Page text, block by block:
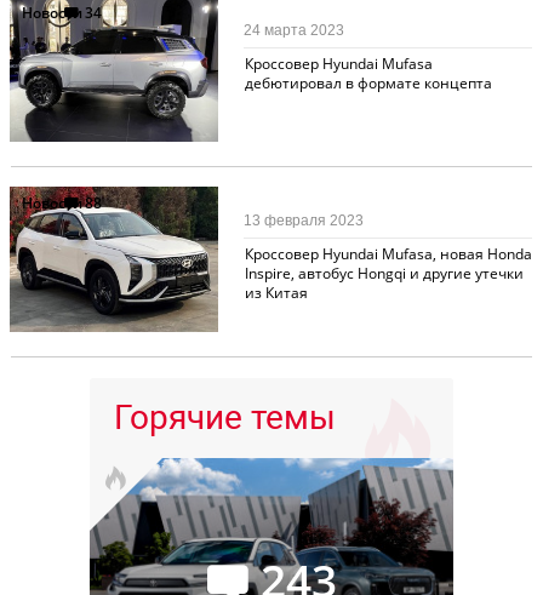
Новости34
Кроссовер Hyundai Mufasa
дебютировал в формате концепта
24 марта 2023
Новости88
Кроссовер Hyundai Mufasa, новая Honda
Inspire, автобус Hongqi и другие утечки
из Китая
13 февраля 2023
Горячие темы
243